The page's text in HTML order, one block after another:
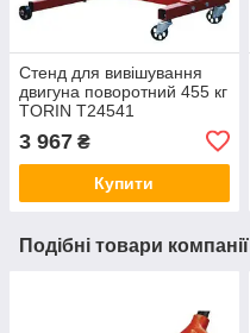
Стенд для вивішування
двигуна поворотний 455 кг
TORIN T24541
3 967 ₴
Купити
Подібні товари компанії